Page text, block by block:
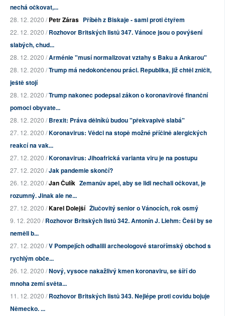
nechá očkovat,...
28. 12. 2020 /Petr Záras Příběh z Biskaje - sami proti čtyřem
22. 12. 2020 /Rozhovor Britských listů 347. Vánoce jsou o povýšení
slabých, chud...
28. 12. 2020 /Arménie "musí normalizovat vztahy s Baku a Ankarou"
28. 12. 2020 /Trump má nedokončenou práci. Republika, již chtěl zničit,
ještě stojí
28. 12. 2020 /Trump nakonec podepsal zákon o koronavirové finanční
pomoci obyvate...
28. 12. 2020 /Brexit: Práva dělníků budou "překvapivě slabá"
27. 12. 2020 /Koronavirus: Vědci na stopě možné příčině alergických
reakcí na vak...
27. 12. 2020 /Koronavirus: Jihoafrická varianta viru je na postupu
27. 12. 2020 /Jak pandemie skončí?
26. 12. 2020 /Jan Čulík Zemanův apel, aby se lidi nechali očkovat, je
rozumný. Jinak ale ne...
27. 12. 2020 /Karel Dolejší Žlučovitý senior o Vánocích, rok osmý
9. 12. 2020 /Rozhovor Britských listů 342. Antonín J. Liehm: Češi by se
neměli b...
27. 12. 2020 /V Pompejích odhalili archeologové starořímský obchod s
rychlým obče...
26. 12. 2020 /Nový, vysoce nakažlivý kmen koronaviru, se šíří do
mnoha zemí světa...
11. 12. 2020 /Rozhovor Britských listů 343. Nejlépe proti covidu bojuje
Německo. ...